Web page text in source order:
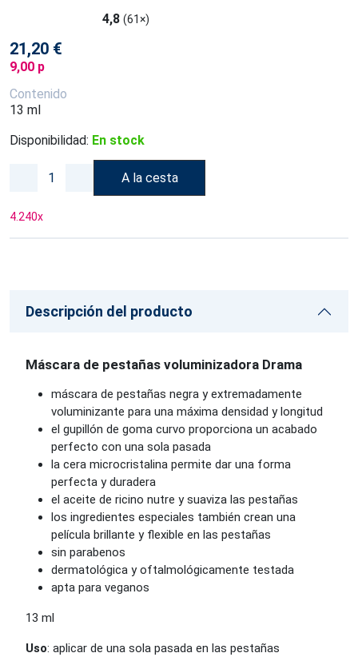
4,8 (61×)
21,20 €
9,00 p
Contenido
13 ml
Disponibilidad: En stock
A la cesta
4.240x
Descripción del producto
Máscara de pestañas voluminizadora Drama
máscara de pestañas negra y extremadamente
voluminizante para una máxima densidad y longitud
el gupillón de goma curvo proporciona un acabado
perfecto con una sola pasada
la cera microcristalina permite dar una forma
perfecta y duradera
el aceite de ricino nutre y suaviza las pestañas
los ingredientes especiales también crean una
película brillante y flexible en las pestañas
sin parabenos
dermatológica y oftalmológicamente testada
apta para veganos
13 ml
Uso: aplicar de una sola pasada en las pestañas